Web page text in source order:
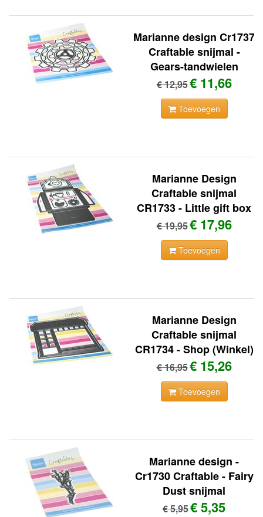
Marianne design Cr1737
Craftable snijmal -
Gears-tandwielen
€ 12,95€ 11,66
Toevoegen
Marianne Design
Craftable snijmal
CR1733 - Little gift box
€ 19,95€ 17,96
Toevoegen
Marianne Design
Craftable snijmal
CR1734 - Shop (Winkel)
€ 16,95€ 15,26
Toevoegen
Marianne design -
Cr1730 Craftable - Fairy
Dust snijmal
€ 5,95€ 5,35